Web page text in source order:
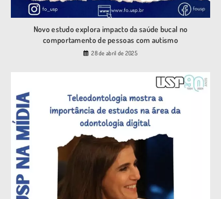
Novo estudo explora impacto da saúde bucal no
comportamento de pessoas com autismo
28 de abril de 2025